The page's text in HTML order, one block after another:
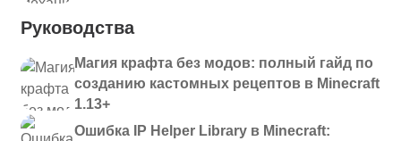
Руководства
Магия крафта без модов: полный гайд по
созданию кастомных рецептов в Minecraft
1.13+
Ошибка IP Helper Library в Minecraft: